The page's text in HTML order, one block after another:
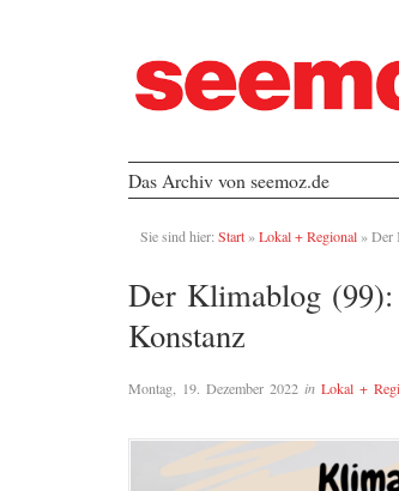
Das Archiv von seemoz.de
Sie sind hier: Start »Lokal + Regional »Der
Der Klimablog
Konstanz
Montag, 19. Dezember 2022 in Lokal +